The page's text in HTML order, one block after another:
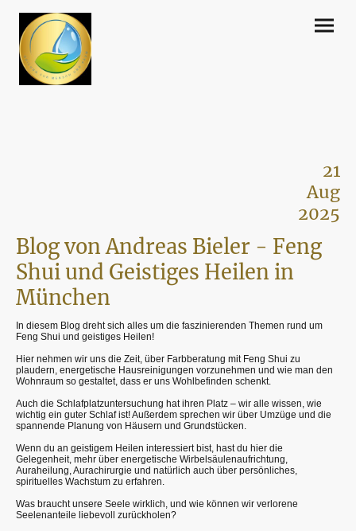
21
Aug
2025
Blog von Andreas Bieler - Feng
Shui und Geistiges Heilen in
München
In diesem Blog dreht sich alles um die faszinierenden Themen rund um
Feng Shui und geistiges Heilen!
Hier nehmen wir uns die Zeit, über Farbberatung mit Feng Shui zu
plaudern, energetische Hausreinigungen vorzunehmen und wie man den
Wohnraum so gestaltet, dass er uns Wohlbefinden schenkt.
Auch die Schlafplatzuntersuchung hat ihren Platz – wir alle wissen, wie
wichtig ein guter Schlaf ist! Außerdem sprechen wir über Umzüge und die
spannende Planung von Häusern und Grundstücken.
Wenn du an geistigem Heilen interessiert bist, hast du hier die
Gelegenheit, mehr über energetische Wirbelsäulenaufrichtung,
Auraheilung, Aurachirurgie und natürlich auch über persönliches,
spirituelles Wachstum zu erfahren.
Was braucht unsere Seele wirklich, und wie können wir verlorene
Seelenanteile liebevoll zurückholen?